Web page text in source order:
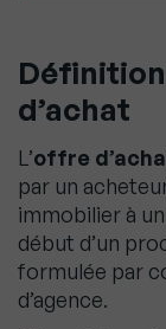
d’achat
L’offre
par un
immobilier à
début d’un
formulée par
d’agence.